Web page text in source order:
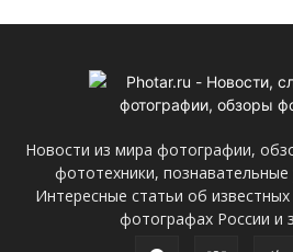
Новости из мира фотографии,
фототехники,
Интересные статьи об
фотографах России и